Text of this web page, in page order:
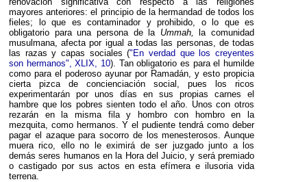
mayores anteriores: el principio de la hermandad de todos los
fieles; lo que es contaminador y prohibido, o lo que es
obligatorio para una persona de la Ummah,
la comunidad
musulmana, afecta por igual a todas las personas, de todas
las razas y capas sociales ("En verdad que los creyentes
son hermanos", XLIX, 10). Tan obligatorio es para el humilde
como para el poderoso ayunar por Ramadán, y esto propicia
cierta pizca de concienciación social, pues los ricos
experimentarán por unos días en sus propias carnes el
hambre que los pobres sienten todo el año. Unos con otros
rezarán en la misma fila y hombro con hombro en la
mezquita, como hermanos. Y el pudiente tendrá como deber
pagar el azaque para socorro de los menesterosos. Aunque
muera rico, ello no le eximirá de ser juzgado junto a los
demás seres humanos en la Hora del Juicio, y será premiado
o castigado por sus actos en esta efímera e ilusoria vida
terrena.